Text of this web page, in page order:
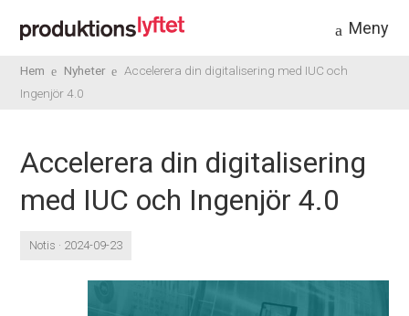
Meny
Hem Nyheter
Accelerera din digitalisering med IUC och
Ingenjör 4.0
Accelerera din digitalisering
med IUC och Ingenjör 4.0
Notis · 2024-09-23